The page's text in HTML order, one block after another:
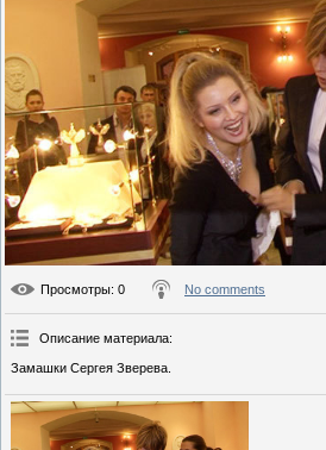
Просмотры: 0 No comments
Описание материала:
Замашки Сергея Зверева.